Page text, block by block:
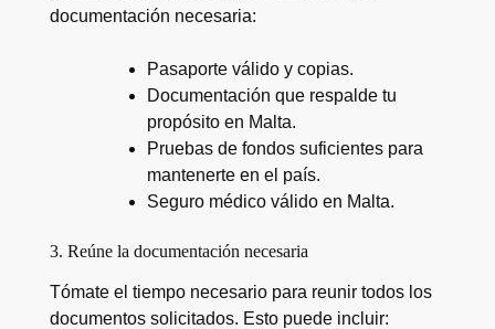
documentación necesaria:
Pasaporte válido y copias.
Documentación que respalde tu
propósito en Malta.
Pruebas de fondos suficientes para
mantenerte en el país.
Seguro médico válido en Malta.
3. Reúne la documentación necesaria
Tómate el tiempo necesario para reunir todos los
documentos solicitados. Esto puede incluir: